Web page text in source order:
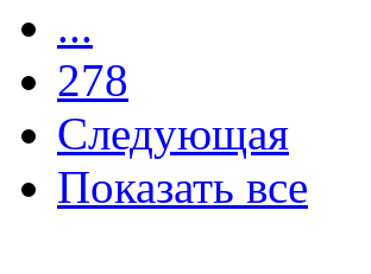
...
278
Следующая
Показать все